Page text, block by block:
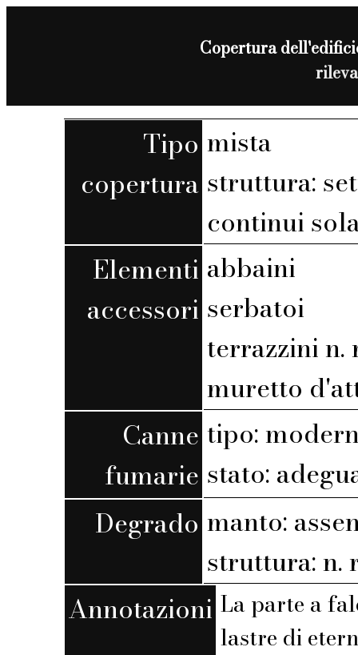
Copertura
Tipo
copertura
mista
struttura:
continui
Elementi
accessori
abbaini
serbatoi
terrazzini n.
muretto
Canne
fumarie
tipo:
stato:
Degrado manto:
struttura: n.
Annotazioni La parte a
lastre di